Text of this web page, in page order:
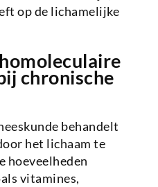
op de lichamelijke
chronische
behandelt
het lichaam te
hoeveelheden
vitamines,